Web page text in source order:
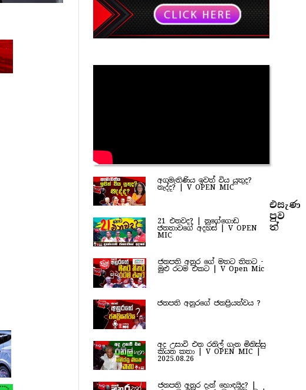
අගමැතිණිය ඉවත් විය යුතුද?
නැද්ද? | V OPEN MIC
21 එනවද? | නුගේගොඩ
ජනතාවගේ අදහස් | V OPEN
MIC
ජනපති අනුර ගේ මතට තිතට -
මුළු රටම එකට | V Open Mic
ජනපති අනුරගේ ජනප්‍රියත්වය ?
අද උසාවි එන රනිල් ගැන මිනිස්සු
කියන කතා | V OPEN MIC |
2025.08.26
ජනපති අනුර දැන් හොඳයිද? |
එසැණ
පුව​
ත්